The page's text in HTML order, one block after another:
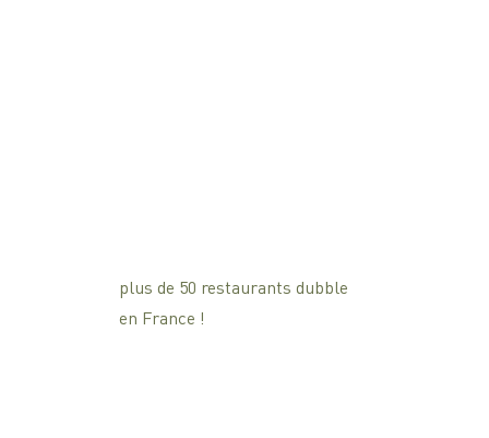
plus de 50 restaurants dubble
en France !